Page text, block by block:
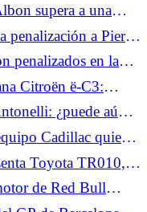
supera a una
semana
penalización a Pierre
penalizados en la
Citroën ë-C3:
la espera del 2CV
urbana ë-C3
a... Prueba
¿puede aún
Cadillac quiere
semana
Toyota TR010,
24 Horas de Le
de Red Bull